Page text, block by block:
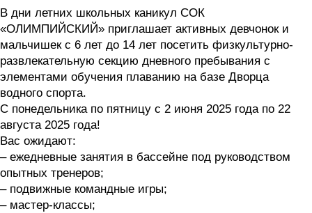
В дни летних школьных каникул СОК
«ОЛИМПИЙСКИЙ» приглашает активных девчонок и
мальчишек с 6 лет до 14 лет посетить физкультурно-
развлекательную секцию дневного пребывания с
элементами обучения плаванию на базе Дворца
водного спорта.
С понедельника по пятницу с 2 июня 2025 года по 22
августа 2025 года!
Вас ожидают:
– ежедневные занятия в бассейне под руководством
опытных тренеров;
– подвижные командные игры;
– мастер-классы;